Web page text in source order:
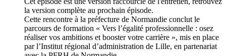
la version complète au prochain épisode.
Cette rencontre à la préfecture de Normandie conclut le
parcours de formation « Vers l’égalité professionnelle : osez
réaliser vos ambitions et booster votre carrière », mis en place
par l’Institut régional d’administration de Lille, en partenariat